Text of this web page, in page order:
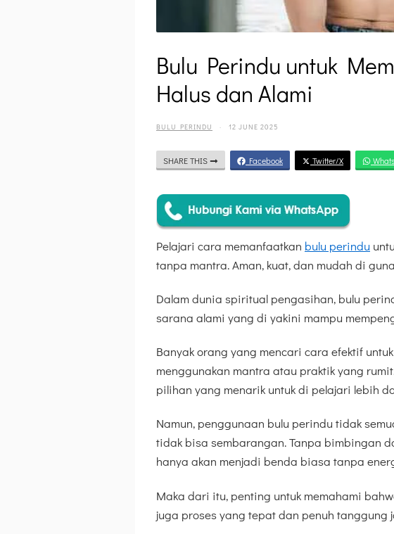
Bulu Perindu untuk
Halus dan Alami
BULU PERINDU · 12 JUNE 2025
SHARE THIS Facebook Twitter/X
Pelajari cara memanfaatkan bulu perindu
tanpa mantra. Aman, kuat, dan mudah di
Dalam dunia spiritual pengasihan, bulu
sarana alami yang di yakini mampu
Banyak orang yang mencari cara efektif
menggunakan mantra atau praktik yang
pilihan yang menarik untuk di pelajari lebih
Namun, penggunaan bulu perindu tidak
tidak bisa sembarangan. Tanpa bimbingan
hanya akan menjadi benda biasa tanpa
Maka dari itu, penting untuk memahami
juga proses yang tepat dan penuh tanggung